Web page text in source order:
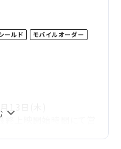
ールド
モバイルオーダー
13日(木)
終上映開始時間にて営